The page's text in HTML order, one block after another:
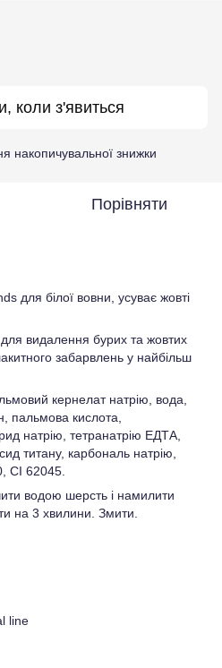
коли з'явиться
накопичувальної знижки
Порівняти
для білої вовни, усуває жовті
видалення бурих та жовтих
забарвлень у найбільш
кернелат натрію, вода,
пальмова кислота,
натрію, тетранатрію ЕДТА,
титану, карбональ натрію,
СІ 62045.
водою шерсть і намилити
на 3 хвилини. Змити.
line